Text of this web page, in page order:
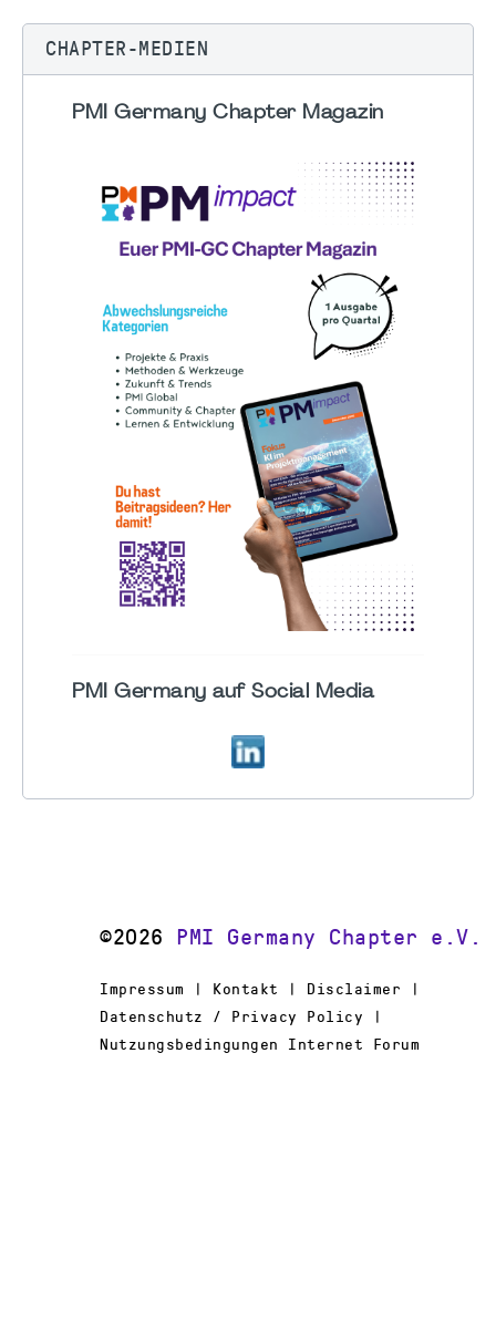
CHAPTER-MEDIEN
PMI Germany Chapter Magazin
PMI Germany auf Social Media
©2026 PMI Germany Chapter e.V.
Impressum | Kontakt | Disclaimer |
Datenschutz / Privacy Policy |
Nutzungsbedingungen Internet Forum